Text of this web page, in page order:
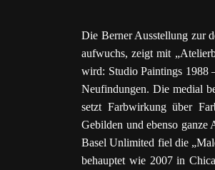
Die Berner Ausstellung zur
aufwuchs, zeigt mit
wird: Studio Paintings 1988
Neufindungen. Die medial
setzt Farbwirkung über
Gebilden und ebenso ganze
Basel Unlimited fiel die
behauptet wie 2007 in